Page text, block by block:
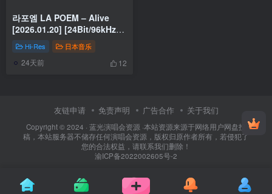
라포엠 LA POEM – Alive
[2026.01.20] [24Bit/96kHz]
[Hi-Res Flac 373MB]
Hi-Res 日本音乐
24天前 12
友链申请 免责声明 广告合作 关于我们
Copyright © 2024 · 蓝光演唱会资源 ·本站资源来源于网络用户网盘投
稿，本站服务器不储存任何演唱会资源，版权归原作者所有，若侵犯了
您的合法权益，请联系我们删除！
渝ICP备2022002605号-2